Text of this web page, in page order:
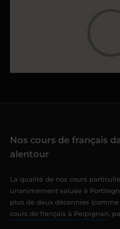
Nos cours de français
alentour
La qualité de nos cours
unanimement saluée à
plus de deux décennies (comme
cours de français à Perpignan,